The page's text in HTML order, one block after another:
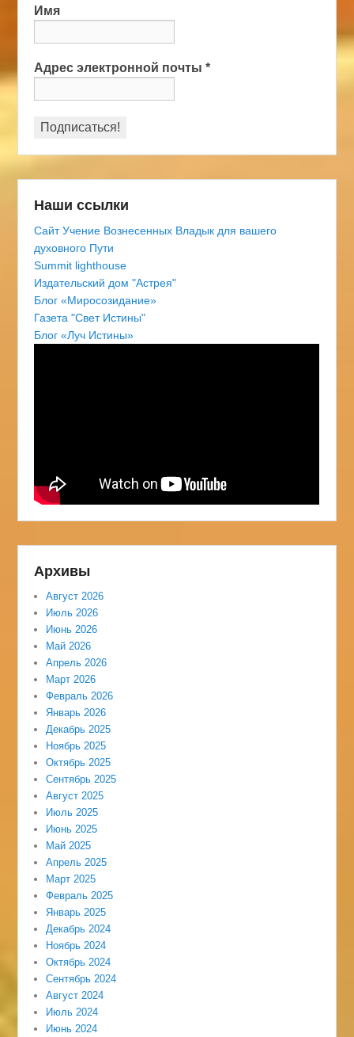
Имя
Адрес электронной почты*
Наши ссылки
Сайт Учение Вознесенных Владык для вашего
духовного Пути
Summit lighthouse
Издательский дом "Астрея"
Блог «Миросозидание»
Газета "Свет Истины"
Блог «Луч Истины»
Архивы
Август 2026
Июль 2026
Июнь 2026
Май 2026
Апрель 2026
Март 2026
Февраль 2026
Январь 2026
Декабрь 2025
Ноябрь 2025
Октябрь 2025
Сентябрь 2025
Август 2025
Июль 2025
Июнь 2025
Май 2025
Апрель 2025
Март 2025
Февраль 2025
Январь 2025
Декабрь 2024
Ноябрь 2024
Октябрь 2024
Сентябрь 2024
Август 2024
Июль 2024
Июнь 2024